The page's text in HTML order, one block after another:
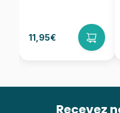
11,95€
Recevez